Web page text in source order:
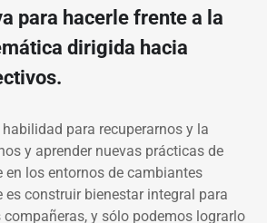
para hacerle frente a la
dirigida hacia
para recuperarnos y la
y aprender nuevas prácticas de
en los entornos de cambiantes
es construir bienestar integral para
y sólo podemos lograrlo